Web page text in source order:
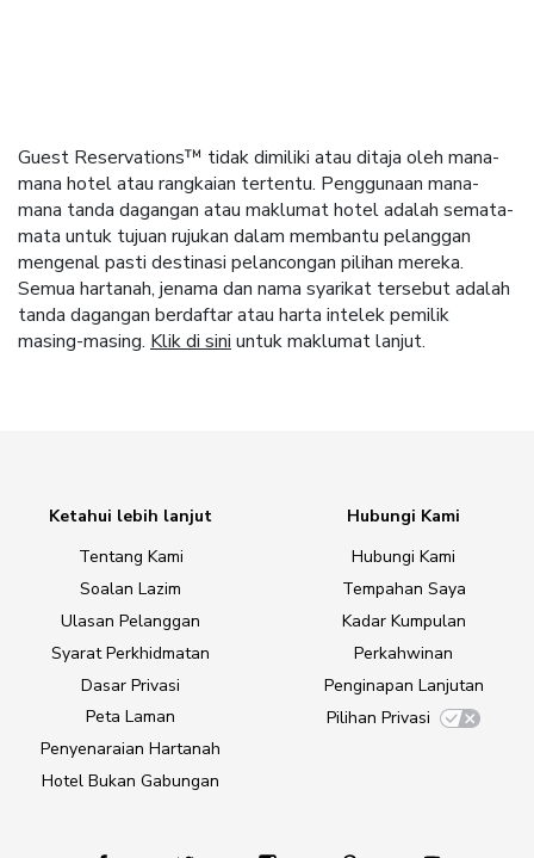
Guest Reservations™ tidak dimiliki atau ditaja oleh mana-
mana hotel atau rangkaian tertentu. Penggunaan mana-
mana tanda dagangan atau maklumat hotel adalah semata-
mata untuk tujuan rujukan dalam membantu pelanggan
mengenal pasti destinasi pelancongan pilihan mereka.
Semua hartanah, jenama dan nama syarikat tersebut adalah
tanda dagangan berdaftar atau harta intelek pemilik
masing-masing. Klik di sini untuk maklumat lanjut.
Ketahui lebih lanjut
Tentang Kami
Soalan Lazim
Ulasan Pelanggan
Syarat Perkhidmatan
Dasar Privasi
Peta Laman
Penyenaraian Hartanah
Hotel Bukan Gabungan
Hubungi Kami
Hubungi Kami
Tempahan Saya
Kadar Kumpulan
Perkahwinan
Penginapan Lanjutan
Pilihan Privasi